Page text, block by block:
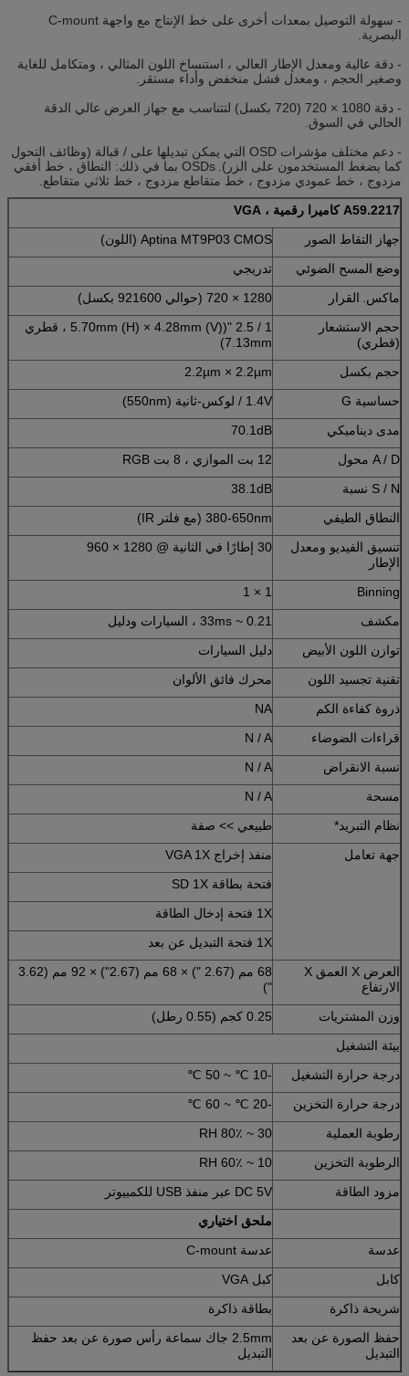
- سهولة التوصيل بمعدات أخرى على خط الإنتاج مع واجهة C-mount
البصرية.
- دقة عالية ومعدل الإطار العالي ، استنساخ اللون المثالي ، ومتكامل للغاية
وصغير الحجم ، ومعدل فشل منخفض وأداء مستقر.
- دقة 1080 × 720 (720 بكسل) لتتناسب مع جهاز العرض عالي الدقة
الحالي في السوق.
- دعم مختلف مؤشرات OSD التي يمكن تبديلها على / قبالة (وظائف التحول
كما يضغط المستخدمون على الزر).
OSDs بما في ذلك: النطاق ، خط أفقي
مزدوج ، خط عمودي مزدوج ، خط متقاطع مزدوج ، خط ثلاثي متقاطع.
A59.2217 كاميرا رقمية ، VGA
جهاز التقاط الصور
Aptina MT9P03 CMOS (اللون)
وضع المسح الضوئي
تدريجي
ماكس. القرار
1280 × 720 (حوالي 921600 بكسل)
حجم الاستشعار
(قطري)
1 / 2.5 "(5.70mm (H) × 4.28mm (V) ، قطري
7.13mm)
حجم بكسل
2.2µm × 2.2µm
حساسية G
1.4V / لوكس-ثانية (550nm)
مدى ديناميكي
70.1dB
A / D محول
12 بت الموازي ، 8 بت RGB
S / N نسبة
38.1dB
النطاق الطيفي
380-650nm (مع فلتر IR)
تنسيق الفيديو ومعدل
الإطار
30 إطارًا في الثانية @ 1280 × 960
Binning
1 × 1
مكشف
0.21 ~ 33ms ، السيارات ودليل
توازن اللون الأبيض
دليل السيارات
تقنية تجسيد اللون
محرك فائق الألوان
ذروة كفاءة الكم
NA
قراءات الضوضاء
N / A
نسبة الانقراض
N / A
مسحة
N / A
نظام التبريد*
طبيعي >> صفة
جهة تعامل
منفذ إخراج VGA 1X
فتحة بطاقة SD 1X
1X فتحة إدخال الطاقة
1X فتحة التبديل عن بعد
العرض X العمق X
الارتفاع
68 مم (2.67 ") × 68 مم (2.67") × 92 مم (3.62
")
وزن المشتريات
0.25 كجم (0.55 رطل)
بيئة التشغيل
درجة حرارة التشغيل
-10 ℃ ~ 50 ℃
درجة حرارة التخزين
-20 ℃ ~ 60 ℃
رطوبة العملية
30 ~ 80٪ RH
الرطوبة التخزين
10 ~ 60٪ RH
مزود الطاقة
DC 5V عبر منفذ USB للكمبيوتر
ملحق اختياري
عدسة
عدسة C-mount
كابل
كبل VGA
شريحة ذاكرة
بطاقة ذاكرة
حفظ الصورة عن بعد
التبديل
2.5mm جاك سماعة رأس صورة عن بعد حفظ
التبديل